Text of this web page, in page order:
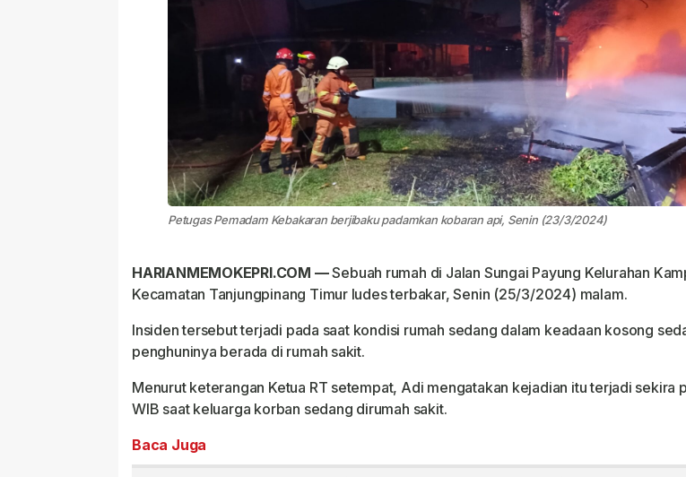
Petugas Pemadam Kebakaran berjibaku padamkan kobaran api, Senin (23/3/2024)
HARIANMEMOKEPRI.COM —Sebuah rumah di Jalan Sungai Payung Kelurahan
Kecamatan Tanjungpinang Timur ludes terbakar, Senin (25/3/2024) malam.
Insiden tersebut terjadi pada saat kondisi rumah sedang dalam keadaan kosong
penghuninya berada di rumah sakit.
Menurut keterangan Ketua RT setempat, Adi mengatakan kejadian itu terjadi sekira
WIB saat keluarga korban sedang dirumah sakit.
Baca Juga